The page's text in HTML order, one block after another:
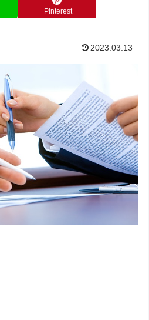
Pinterest
2023.03.13